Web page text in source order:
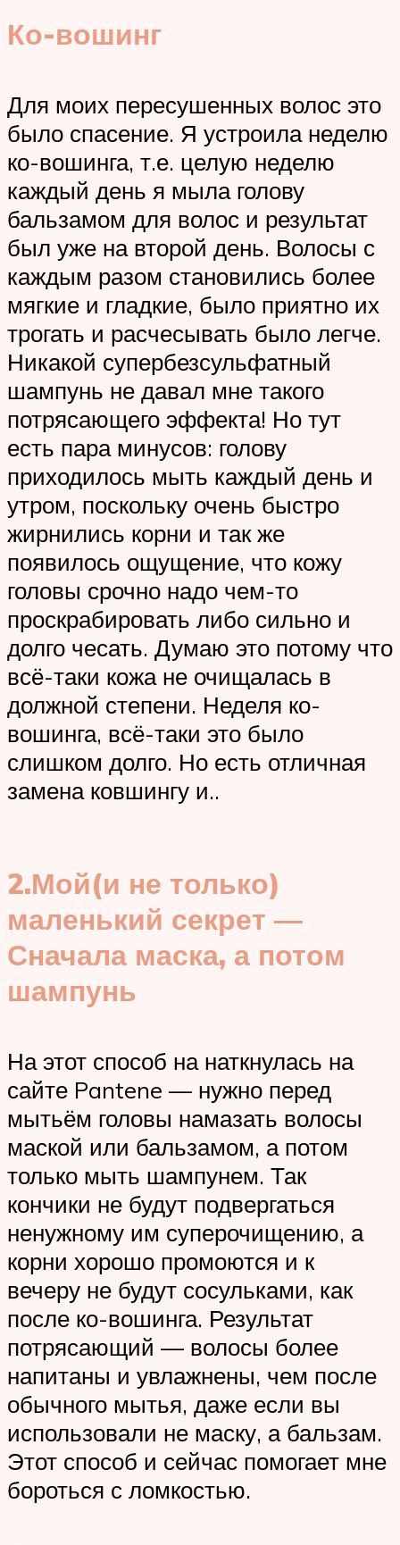
Ко-вошинг
Для моих пересушенных волос это
было спасение. Я устроила неделю
ко-вошинга, т.е. целую неделю
каждый день я мыла голову
бальзамом для волос и результат
был уже на второй день. Волосы с
каждым разом становились более
мягкие и гладкие, было приятно их
трогать и расчесывать было легче.
Никакой супербезсульфатный
шампунь не давал мне такого
потрясающего эффекта! Но тут
есть пара минусов: голову
приходилось мыть каждый день и
утром, поскольку очень быстро
жирнились корни и так же
появилось ощущение, что кожу
головы срочно надо чем-то
проскрабировать либо сильно и
долго чесать. Думаю это потому что
всё-таки кожа не очищалась в
должной степени. Неделя ко-
вошинга, всё-таки это было
слишком долго. Но есть отличная
замена ковшингу и..
2.Мой(и не только)
маленький секрет —
Сначала маска, а потом
шампунь
На этот способ на наткнулась на
сайте Pantene — нужно перед
мытьём головы намазать волосы
маской или бальзамом, а потом
только мыть шампунем. Так
кончики не будут подвергаться
ненужному им суперочищению, а
корни хорошо промоются и к
вечеру не будут сосульками, как
после ко-вошинга. Результат
потрясающий — волосы более
напитаны и увлажнены, чем после
обычного мытья, даже если вы
использовали не маску, а бальзам.
Этот способ и сейчас помогает мне
бороться с ломкостью.